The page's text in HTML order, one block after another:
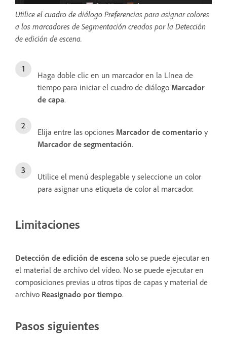
Utilice el cuadro de diálogo Preferencias para asignar colores
a los marcadores de Segmentación creados por la Detección
de edición de escena.
Haga doble clic en un marcador en la Línea de
tiempo para iniciar el cuadro de diálogo Marcador
de capa.
Elija entre las opciones Marcador de comentario y
Marcador de segmentación.
Utilice el menú desplegable y seleccione un color
para asignar una etiqueta de color al marcador.
Limitaciones
Detección de edición de escena solo se puede ejecutar en
el material de archivo del vídeo. No se puede ejecutar en
composiciones previas u otros tipos de capas y material de
archivo Reasignado por tiempo.
Pasos siguientes